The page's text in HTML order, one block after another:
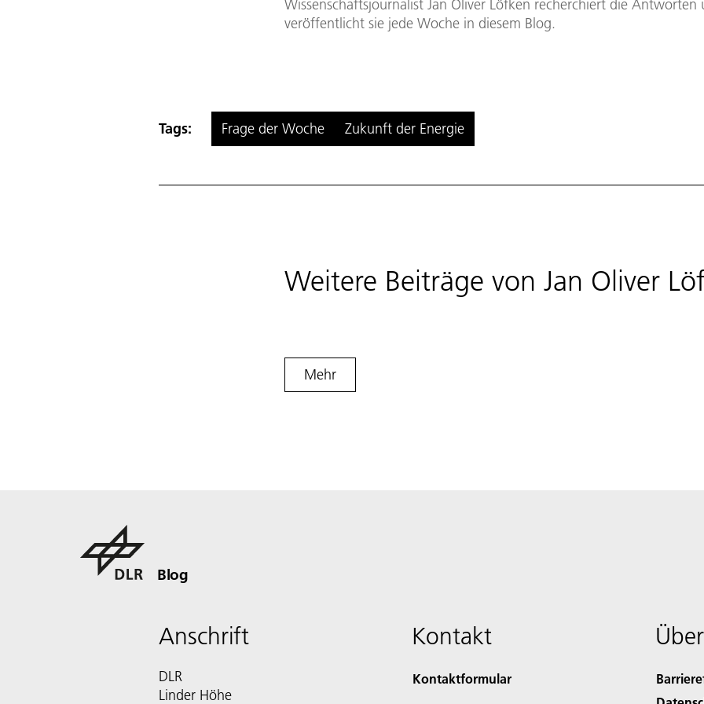
Wissenschaftsjournalist Jan Oliver Löfken recherchiert die Antworten
veröffentlicht sie jede Woche in diesem Blog.
Tags: Frage der Woche Zukunft der Energie
Weitere Beiträge von Jan Oliver
Mehr
Blog
Anschrift
DLR
Linder Höhe
Kontakt
Kontaktformular